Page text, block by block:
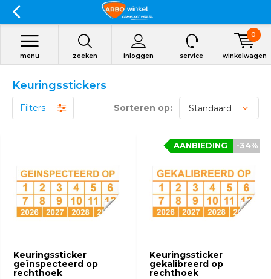
zoeken inloggen
menu service winkelwagen
0
Keuringsstickers
Filters Sorteren op:
Keuringssticker
geïnspecteerd op
rechthoek
Keuringssticker
gekalibreerd op
rechthoek
-34%
AANBIEDING -34%
AANBIEDING